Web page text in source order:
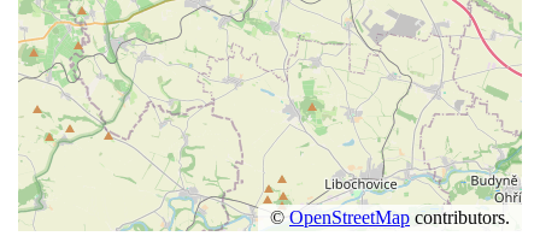
Kaple Panny Marie v Lahošti
Kaple svatého Jana Nepomuckého v
Lahošti
Kostel svatého Mikuláše v Mikulášovicích
Kaple Tří otců v Mikulášovicích
Kaple Matky Boží v Mikulášovicích